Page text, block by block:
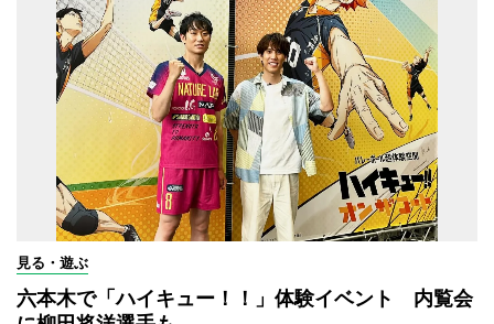
見る・遊ぶ
六本木で「ハイキュー！！」体験イベント 内覧会